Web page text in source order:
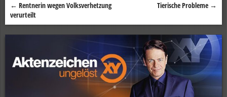
Beitragsnavigation
← Rentnerin wegen Volksverhetzung
verurteilt
Tierische Probleme →